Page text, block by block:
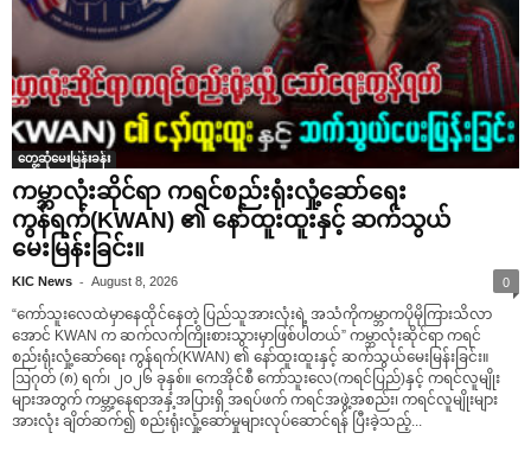
တွေ့ဆုံမေးမြန်းခန်း
ကမ္ဘာလုံးဆိုင်ရာ ကရင်စည်းရုံးလှုံ့ဆော်ရေး
ကွန်ရက်(KWAN) ၏ နော်ထူးထူးနှင့် ဆက်သွယ်
မေးမြန်းခြင်း။
KIC News - August 8, 2026 0
“ကော်သူးလေထဲမှာနေထိုင်နေတဲ့ ပြည်သူအားလုံးရဲ့ အသံကိုကမ္ဘာကပိုမိုကြားသိလာ
အောင် KWAN က ဆက်လက်ကြိုးစားသွားမှာဖြစ်ပါတယ်” ကမ္ဘာလုံးဆိုင်ရာ ကရင်
စည်းရုံးလှုံ့ဆော်ရေး ကွန်ရက်(KWAN) ၏ နော်ထူးထူးနှင့် ဆက်သွယ်မေးမြန်းခြင်း။
ဩဂုတ် (၈) ရက်၊ ၂၀၂၆ ခုနှစ်။ ကေအိုင်စီ ကော်သူးလေ(ကရင်ပြည်)နှင့် ကရင်လူမျိုး
များအတွက် ကမ္ဘာ့နေရာအနှံ့အပြားရှိ အရပ်ဖက် ကရင်အဖွဲ့အစည်း၊ ကရင်လူမျိုးများ
အားလုံး ချိတ်ဆက်၍ စည်းရုံးလှုံ့ဆော်မှုများလုပ်ဆောင်ရန် ပြီးခဲ့သည့်...